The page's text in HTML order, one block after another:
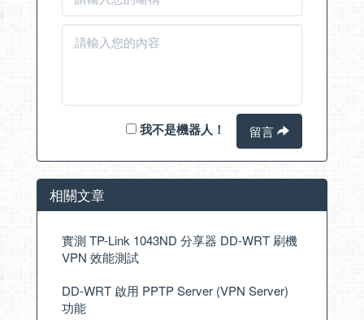
我不是機器人！ 留言
相關文章
實測 TP-Link 1043ND 分享器 DD-WRT 刷機
VPN 效能測試
DD-WRT 啟用 PPTP Server (VPN Server)
功能